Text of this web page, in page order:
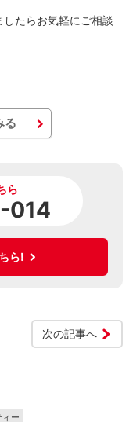
たらお気軽にご相談
る
ら
014
ら!
次の記事へ
ィー